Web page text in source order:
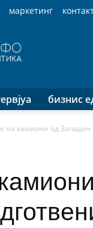
маркетинг
бизнис
на камиони од Западен